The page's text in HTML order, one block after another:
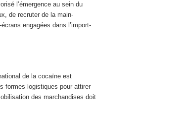
l’émergence au sein du
de recruter de la main-
engagées dans l’import-
de la cocaïne est
formes logistiques pour attirer
des marchandises doit